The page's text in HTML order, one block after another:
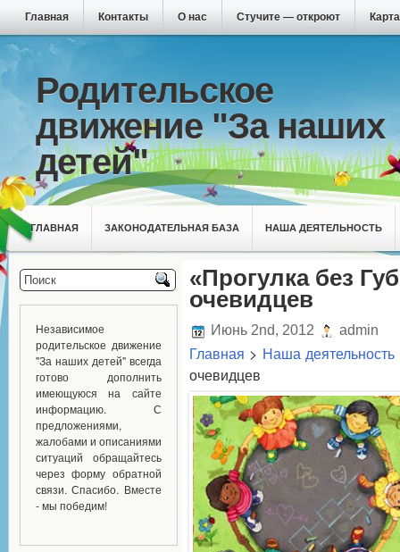
Главная Контакты О нас Стучите — откроют
Родительское
движение "За наших
детей"
ГЛАВНАЯ ЗАКОНОДАТЕЛЬНАЯ БАЗА НАША ДЕЯТЕЛЬНОСТЬ
Независимое
родительское движение
"За наших детей" всегда
готово дополнить
имеющуюся на сайте
информацию. С
предложениями,
жалобами и описаниями
ситуаций обращайтесь
через форму обратной
связи. Спасибо. Вместе
- мы победим!
«Прогулка без
очевидцев
Июнь 2nd, 2012 admin
Главная > Наша деятельность
очевидцев